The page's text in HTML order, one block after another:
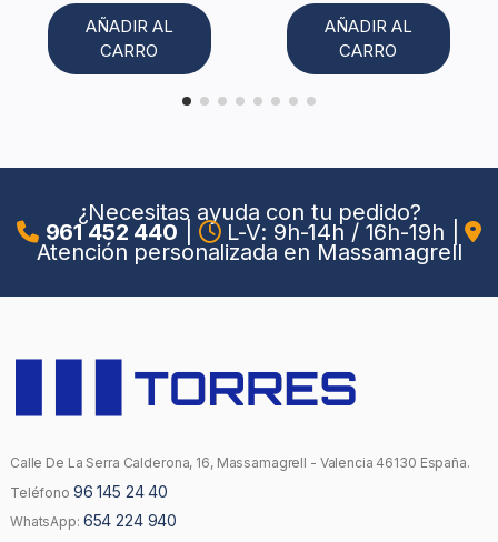
AÑADIR AL
CARRO
AÑADIR AL
CARRO
¿Necesitas ayuda con tu pedido?
961 452 440 L-V: 9h-14h / 16h-19h
Atención personalizada en Massamagrell
Calle De La Serra Calderona, 16, Massamagrell - Valencia 46130 España.
Teléfono 96 145 24 40
WhatsApp: 654 224 940